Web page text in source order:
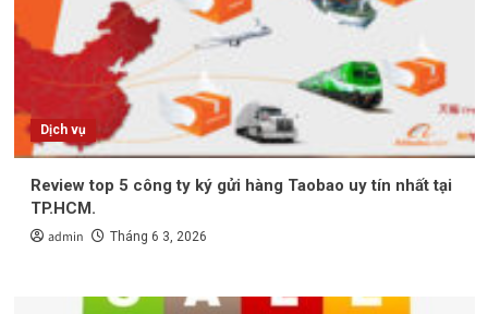
Dịch vụ
Review top 5 công ty ký gửi hàng Taobao uy tín nhất tại
TP.HCM.
admin Tháng 6 3, 2026